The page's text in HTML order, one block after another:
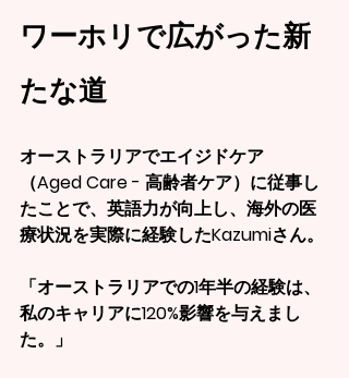
ワーホリで広がった新
たな道
オーストラリアでエイジドケア
（Aged Care - 高齢者ケア）に従事し
たことで、英語力が向上し、海外の医
療状況を実際に経験したKazumiさん。
「オーストラリアでの1年半の経験は、
私のキャリアに120%影響を与えまし
た。」